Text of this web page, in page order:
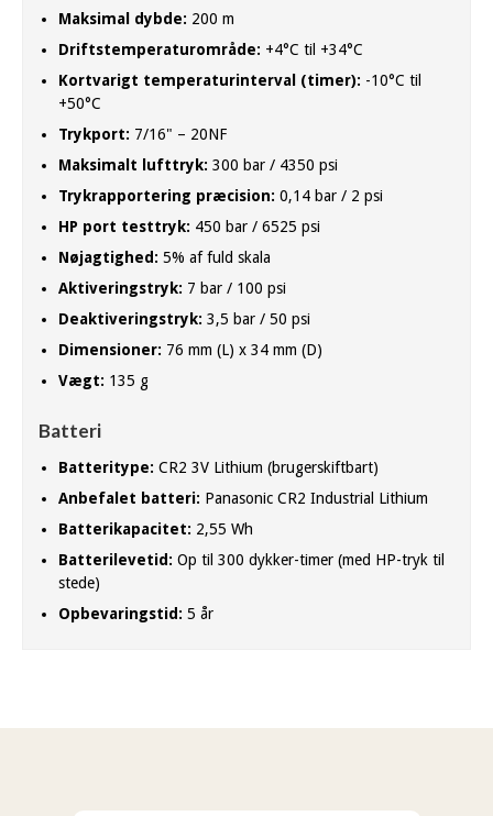
Maksimal dybde: 200 m
Driftstemperaturområde: +4°C til +34°C
Kortvarigt temperaturinterval (timer): -10°C til
+50°C
Trykport: 7/16" – 20NF
Maksimalt lufttryk: 300 bar / 4350 psi
Trykrapportering præcision: 0,14 bar / 2 psi
HP port testtryk: 450 bar / 6525 psi
Nøjagtighed: 5% af fuld skala
Aktiveringstryk: 7 bar / 100 psi
Deaktiveringstryk: 3,5 bar / 50 psi
Dimensioner: 76 mm (L) x 34 mm (D)
Vægt: 135 g
Batteri
Batteritype: CR2 3V Lithium (brugerskiftbart)
Anbefalet batteri: Panasonic CR2 Industrial Lithium
Batterikapacitet: 2,55 Wh
Batterilevetid: Op til 300 dykker-timer (med HP-tryk til
stede)
Opbevaringstid: 5 år